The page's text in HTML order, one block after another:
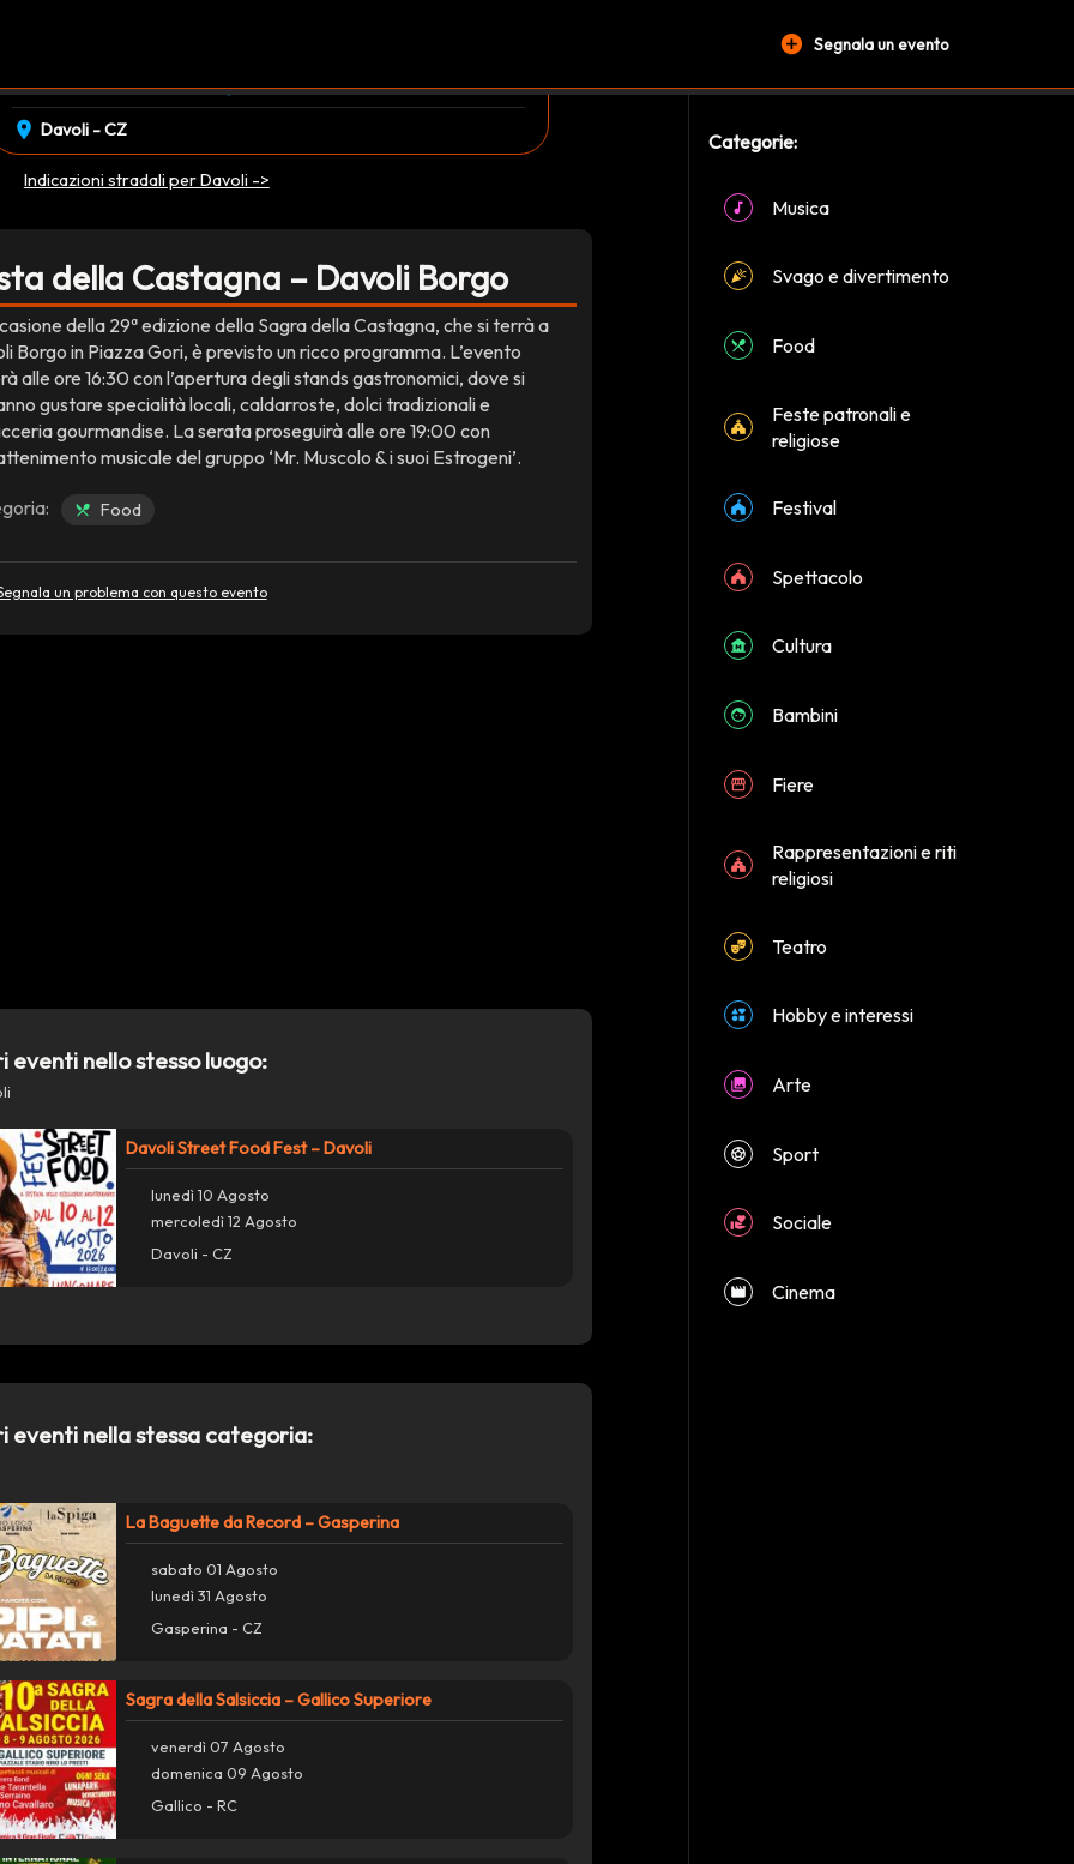
add_circle Segnala un evento
EVENTO CONCLUSO
event_available sabato 01 Novembre schedule 16:30
location_on Davoli - CZ
Indicazioni stradali per Davoli ->
della Castagna – Davoli Borgo
della 29ª edizione della Sagra della Castagna, che si terrà a
Borgo in Piazza Gori, è previsto un ricco programma. L’evento
alle ore 16:30 con l’apertura degli stands gastronomici, dove si
gustare specialità locali, caldarroste, dolci tradizionali e
gourmandise. La serata proseguirà alle ore 19:00 con
musicale del gruppo ‘Mr. Muscolo & i suoi Estrogeni’.
Food
un problema con questo evento
eventi nello stesso luogo:
Davoli Street Food Fest – Davoli
lunedì 10 Agosto
mercoledì 12 Agosto
Davoli - CZ
eventi nella stessa categoria:
La Baguette da Record – Gasperina
sabato 01 Agosto
lunedì 31 Agosto
Gasperina - CZ
Sagra della Salsiccia – Gallico Superiore
venerdì 07 Agosto
domenica 09 Agosto
Gallico - RC
Categorie:
Musica
Svago e divertimento
Food
Feste patronali e
religiose
Festival
Spettacolo
Cultura
Bambini
Fiere
Rappresentazioni e riti
religiosi
Teatro
Hobby e interessi
Arte
Sport
Sociale
Cinema